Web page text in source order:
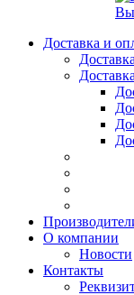
Доставка и
О компании
Новости
Контакты